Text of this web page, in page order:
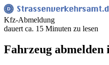
Kfz-Abmeldung
dauert ca. 15 Minuten zu lesen
Fahrzeug abmelden